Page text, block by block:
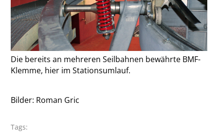
Die bereits an mehreren Seilbahnen bewährte BMF-
Klemme, hier im Stationsumlauf.
Bilder: Roman Gric
Tags: